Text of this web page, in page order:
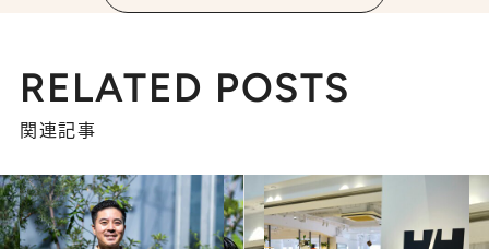
RELATED POSTS
関連記事